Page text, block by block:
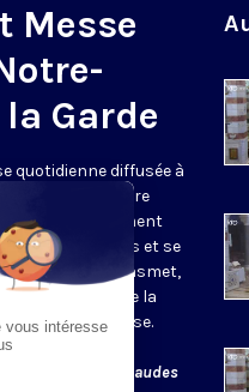
Messe
Garde
quotidienne diffusée à
d’une manière
le confinement
francophones et se
KTO retransmet,
Notre-Dame de la
laudes et la messe.
messe avec laudes